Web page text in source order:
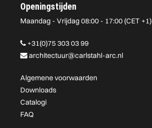
Openingstijden
Maandag - Vrijdag 08:00 - 17:00 (CET +1)
+31(0)75 303 03 99
architectuur@carlstahl-arc.nl
Algemene voorwaarden
Downloads
Catalogi
FAQ